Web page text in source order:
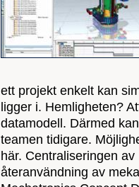
ett projekt enkelt kan
ligger i. Hemligheten?
datamodell. Därmed
teamen tidigare.
här. Centraliseringen
återanvändning av